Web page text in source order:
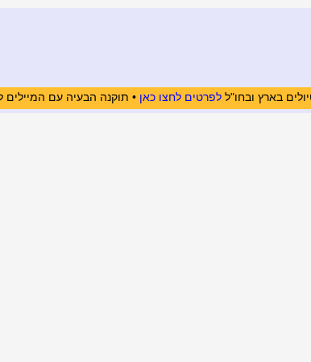
בארץ ובחו"ללפרטים לחצו כאן • תוקנה הבעיה עם